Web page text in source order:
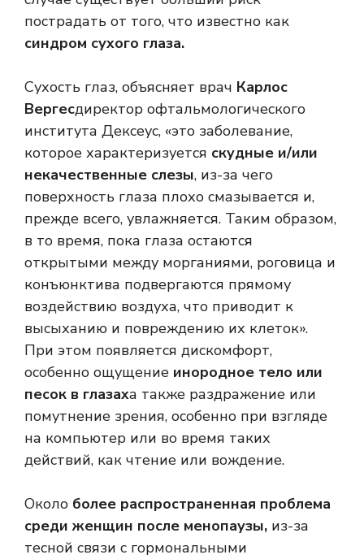
пострадать от того, что известно как
синдром сухого глаза.
Сухость глаз, объясняет врач Карлос
Вергесдиректор офтальмологического
института Дексеус, «это заболевание,
которое характеризуется скудные и/или
некачественные слезы, из-за чего
поверхность глаза плохо смазывается и,
прежде всего, увлажняется. Таким образом,
в то время, пока глаза остаются
открытыми между морганиями, роговица и
конъюнктива подвергаются прямому
воздействию воздуха, что приводит к
высыханию и повреждению их клеток».
При этом появляется дискомфорт,
особенно ощущение инородное тело или
песок в глазаха также раздражение или
помутнение зрения, особенно при взгляде
на компьютер или во время таких
действий, как чтение или вождение.
Около более распространенная проблема
среди женщин после менопаузы, из-за
тесной связи с гормональными